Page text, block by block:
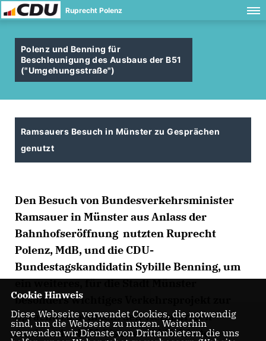
Ruprecht Polenz
Polenz und Benning für
Beschleunigung des Ausbaus der B51
("Umgehungsstraße")
Ramsauers Besuch in Münster zu Gesprächen
genutzt
Den Besuch von Bundesverkehrsminister
Ramsauer in Münster aus Anlass der
Bahnhofseröffnung nutzten Ruprecht
Polenz, MdB, und die CDU-
Bundestagskandidatin Sybille Benning, um
ein weiteres, für die Stadt Münster
besonders wichtiges Verkehrsprojekt zur
Sprache zu bringen: den vierspurigen
Ausbau der B 51 bis zum Schifffahrter
Cookie Hinweis
Diese Webseite verwendet Cookies, die notwendig
sind, um die Webseite zu nutzen. Weiterhin
verwenden wir Dienste von Drittanbietern, die uns